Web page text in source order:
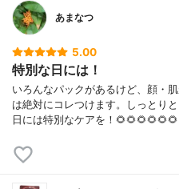
あまなつ
5.00
特別な日には！
いろんなパックがあるけど、顔・
は絶対にコレつけます。しっとり
日には特別なケアを！